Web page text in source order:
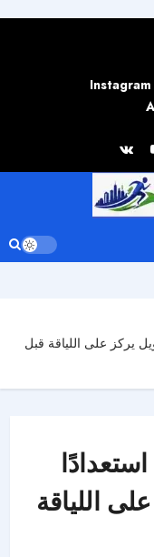
Instagram
يركز على اللياقة قبل
اللياقة